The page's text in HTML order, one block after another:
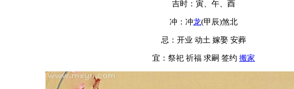
吉时：寅、午、酉
冲：冲龙(甲辰)煞北
忌：开业 动土 嫁娶 安葬
宜：祭祀 祈福 求嗣 签约 搬家